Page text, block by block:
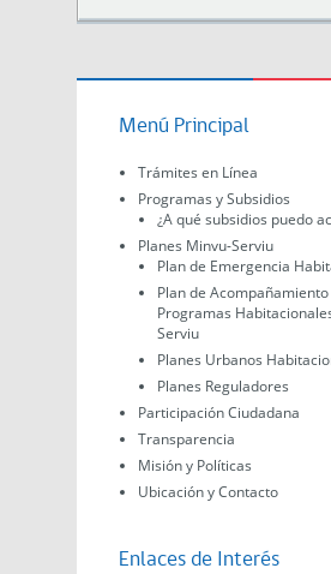
Menú Principal
Trámites en Línea
Programas y Subsidios
¿A qué subsidios puedo
Planes Minvu-Serviu
Plan de Emergencia
Plan de Acompañamiento
Programas
Serviu
Planes Urbanos
Planes Reguladores
Participación Ciudadana
Transparencia
Misión y Políticas
Ubicación y Contacto
Enlaces de Interés